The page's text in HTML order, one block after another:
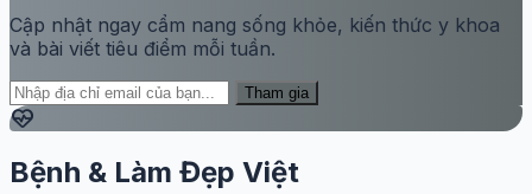
Cập nhật ngay cẩm nang sống khỏe, kiến thức y khoa
và bài viết tiêu điểm mỗi tuần.
Tham gia
ecg_heart
Bệnh & Làm Đẹp Việt